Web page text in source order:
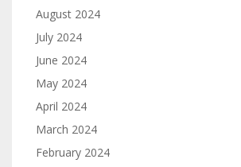
August 2024
July 2024
June 2024
May 2024
April 2024
March 2024
February 2024